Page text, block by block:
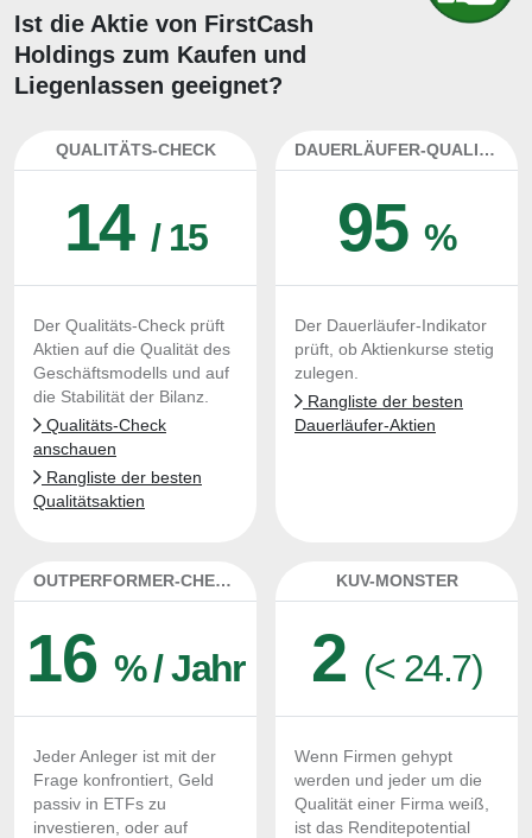
Ist die Aktie von FirstCash
Holdings zum Kaufen und
Liegenlassen geeignet?
QUALITÄTS-CHECK
14 / 15
Der Qualitäts-Check prüft
Aktien auf die Qualität des
Geschäftsmodells und auf
die Stabilität der Bilanz.
Qualitäts-Check
anschauen
Rangliste der besten
Qualitätsaktien
DAUERLÄUFER-QUALITÄTEN
95%
Der Dauerläufer-Indikator
prüft, ob Aktienkurse stetig
zulegen.
Rangliste der besten
Dauerläufer-Aktien
OUTPERFORMER-CHECK
16 % / Jahr
Jeder Anleger ist mit der
Frage konfrontiert, Geld
passiv in ETFs zu
investieren, oder auf
KUV-MONSTER
2 (< 24.7)
Wenn Firmen gehypt
werden und jeder um die
Qualität einer Firma weiß,
ist das Renditepotential